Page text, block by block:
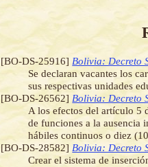
[BO-DS-25916] Bolivia: Decreto
Se declaran vacantes los
sus respectivas unidades
[BO-DS-26562] Bolivia: Decreto
A los efectos del artículo 5
de funciones a la ausencia
hábiles continuos o diez
[BO-DS-28582] Bolivia: Decreto
Crear el sistema de